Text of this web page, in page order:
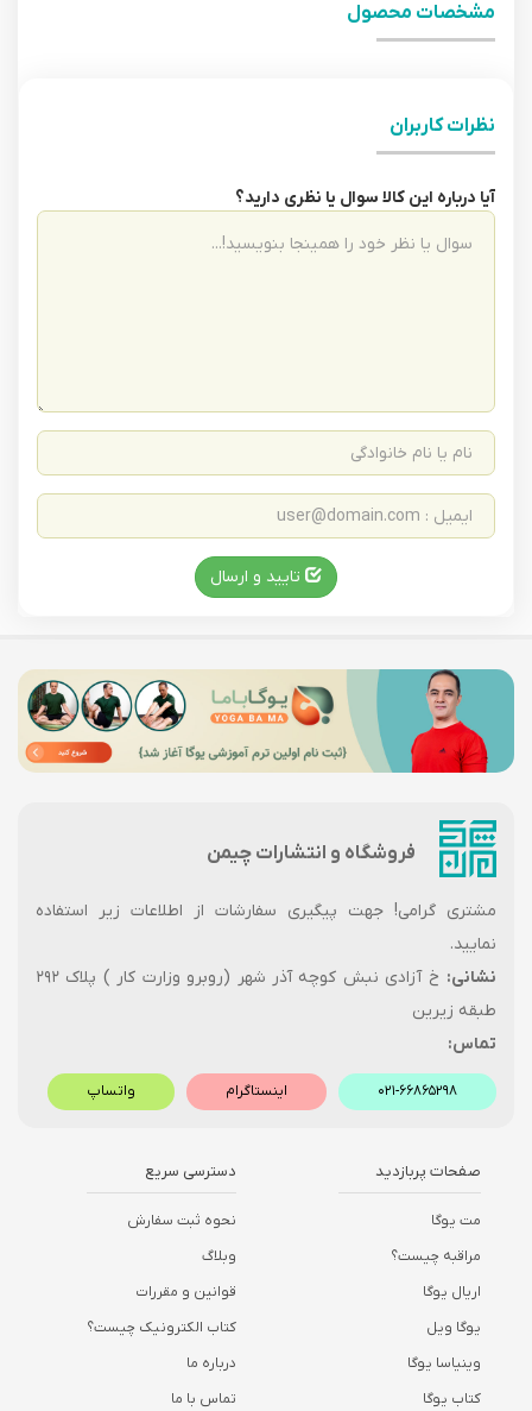
مشخصات محصول
نظرات کاربران
آیا درباره این کالا سوال یا نظری دارید؟
فروشگاه و انتشارات چیمن
مشتری گرامی! جهت پیگیری سفارشات از اطلاعات زیر استفاده
نمایید.
نشانی:
خ آزادی نبش کوچه آذر شهر (روبرو وزارت کار ) پلاک ۲۹۲
طبقه زیرین
تماس:
۰۲۱-۶۶۸۶۵۲۹۸ اینستاگرام واتساپ
صفحات پربازدید
مت یوگا
مراقبه چیست؟
اریال یوگا
یوگا ویل
وینیاسا یوگا
کتاب یوگا
دسترسی سریع
نحوه ثبت سفارش
وبلاگ
قوانین و مقررات
کتاب الکترونیک چیست؟
درباره ما
تماس با ما